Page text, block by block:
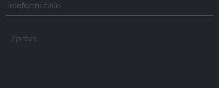
Telefonní číslo
Zpráva